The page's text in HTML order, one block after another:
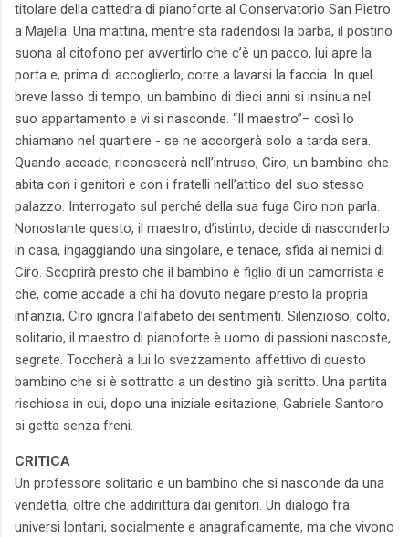
titolare della cattedra di pianoforte al Conservatorio San Pietro
a Majella. Una mattina, mentre sta radendosi la barba, il postino
suona al citofono per avvertirlo che c’è un pacco, lui apre la
porta e, prima di accoglierlo, corre a lavarsi la faccia. In quel
breve lasso di tempo, un bambino di dieci anni si insinua nel
suo appartamento e vi si nasconde. “Il maestro”– così lo
chiamano nel quartiere - se ne accorgerà solo a tarda sera.
Quando accade, riconoscerà nell’intruso, Ciro, un bambino che
abita con i genitori e con i fratelli nell’attico del suo stesso
palazzo. Interrogato sul perché della sua fuga Ciro non parla.
Nonostante questo, il maestro, d’istinto, decide di nasconderlo
in casa, ingaggiando una singolare, e tenace, sfida ai nemici di
Ciro. Scoprirà presto che il bambino è figlio di un camorrista e
che, come accade a chi ha dovuto negare presto la propria
infanzia, Ciro ignora l’alfabeto dei sentimenti. Silenzioso, colto,
solitario, il maestro di pianoforte è uomo di passioni nascoste,
segrete. Toccherà a lui lo svezzamento affettivo di questo
bambino che si è sottratto a un destino già scritto. Una partita
rischiosa in cui, dopo una iniziale esitazione, Gabriele Santoro
si getta senza freni.
CRITICA
Un professore solitario e un bambino che si nasconde da una
vendetta, oltre che addirittura dai genitori. Un dialogo fra
universi lontani, socialmente e anagraficamente, ma che vivono